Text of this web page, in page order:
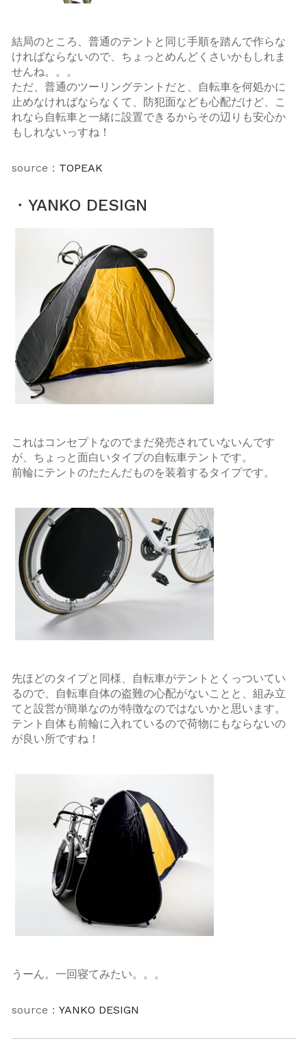
結局のところ、普通のテントと同じ手順を踏んで作らな
ければならないので、ちょっとめんどくさいかもしれま
せんね。。。
ただ、普通のツーリングテントだと、自転車を何処かに
止めなければならなくて、防犯面なども心配だけど、こ
れなら自転車と一緒に設置できるからその辺りも安心か
もしれないっすね！
source： TOPEAK
・YANKO DESIGN
これはコンセプトなのでまだ発売されていないんです
が、ちょっと面白いタイプの自転車テントです。
前輪にテントのたたんだものを装着するタイプです。
先ほどのタイプと同様、自転車がテントとくっついてい
るので、自転車自体の盗難の心配がないことと、組み立
てと設営が簡単なのが特徴なのではないかと思います。
テント自体も前輪に入れているので荷物にもならないの
が良い所ですね！
うーん。一回寝てみたい。。。
source：YANKO DESIGN